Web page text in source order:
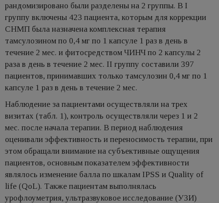
рандомизировано были разделены на 2 группы. В I
группу включены 423 пациента, которым для коррекции
СНМП была назначена комплексная терапия
тамсулозином по 0,4 мг по 1 капсуле 1 раз в день в
течение 2 мес. и фитосредством ЧИНЧ по 2 капсулы 2
раза в день в течение 2 мес. II группу составили 397
пациентов, принимавших только тамсулозин 0,4 мг по 1
капсуле 1 раз в день в течение 2 мес.
Наблюдение за пациентами осуществляли на трех
визитах (табл. 1), контроль осуществляли через 1 и 2
мес. после начала терапии. В период наблюдения
оценивали эффективность и переносимость терапии, при
этом обращали внимание на субъективные ощущения
пациентов, основным показателем эффективности
являлось изменение балла по шкалам IPSS и Quality of
life (QoL). Также пациентам выполнялась
урофлоуметрия, ультразвуковое исследование (УЗИ)